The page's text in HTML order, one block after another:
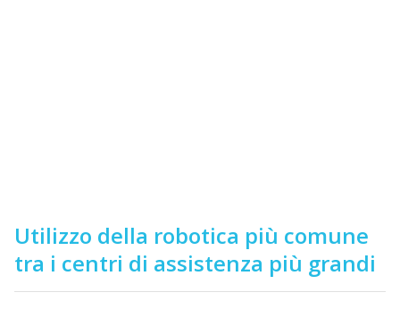
Utilizzo della robotica più comune
tra i centri di assistenza più grandi